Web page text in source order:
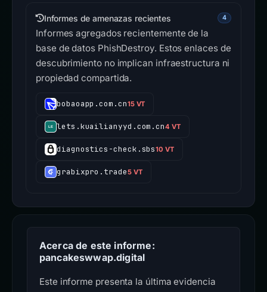
Informes de amenazas recientes 4
Informes agregados recientemente de la
base de datos PhishDestroy. Estos enlaces de
descubrimiento no implican infraestructura ni
propiedad compartida.
bobaoapp.com.cn15 VT
lets.kuailianyyd.com.cn4 VT
diagnostics-check.sbs10 VT
grabixpro.trade5 VT
Acerca de este informe:
pancakeswwap.digital
Este informe presenta la última evidencia